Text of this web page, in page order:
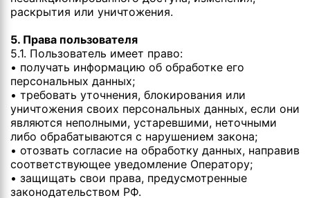
раскрытия или уничтожения.
5. Права пользователя
5.1. Пользователь имеет право:
• получать информацию об обработке его
персональных данных;
• требовать уточнения, блокирования или
уничтожения своих персональных данных, если они
являются неполными, устаревшими, неточными
либо обрабатываются с нарушением закона;
• отозвать согласие на обработку данных, направив
соответствующее уведомление Оператору;
• защищать свои права, предусмотренные
законодательством РФ.